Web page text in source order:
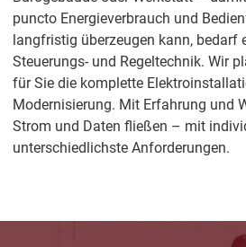
puncto Energieverbrauch und
langfristig überzeugen kann, bedarf
Steuerungs- und Regeltechnik. Wir
für Sie die komplette
Modernisierung. Mit Erfahrung und
Strom und Daten fließen – mit
unterschiedlichste Anforderungen.